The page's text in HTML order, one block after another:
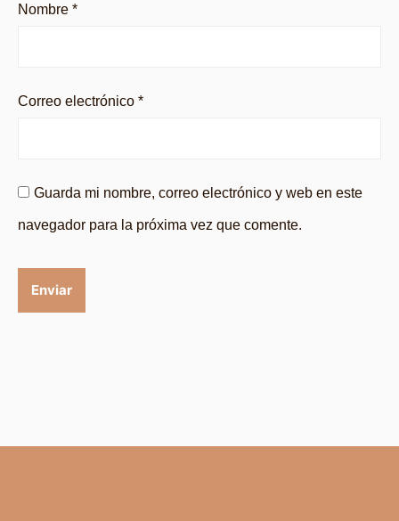
Nombre *
Correo electrónico *
Guarda mi nombre, correo electrónico y web en este
navegador para la próxima vez que comente.